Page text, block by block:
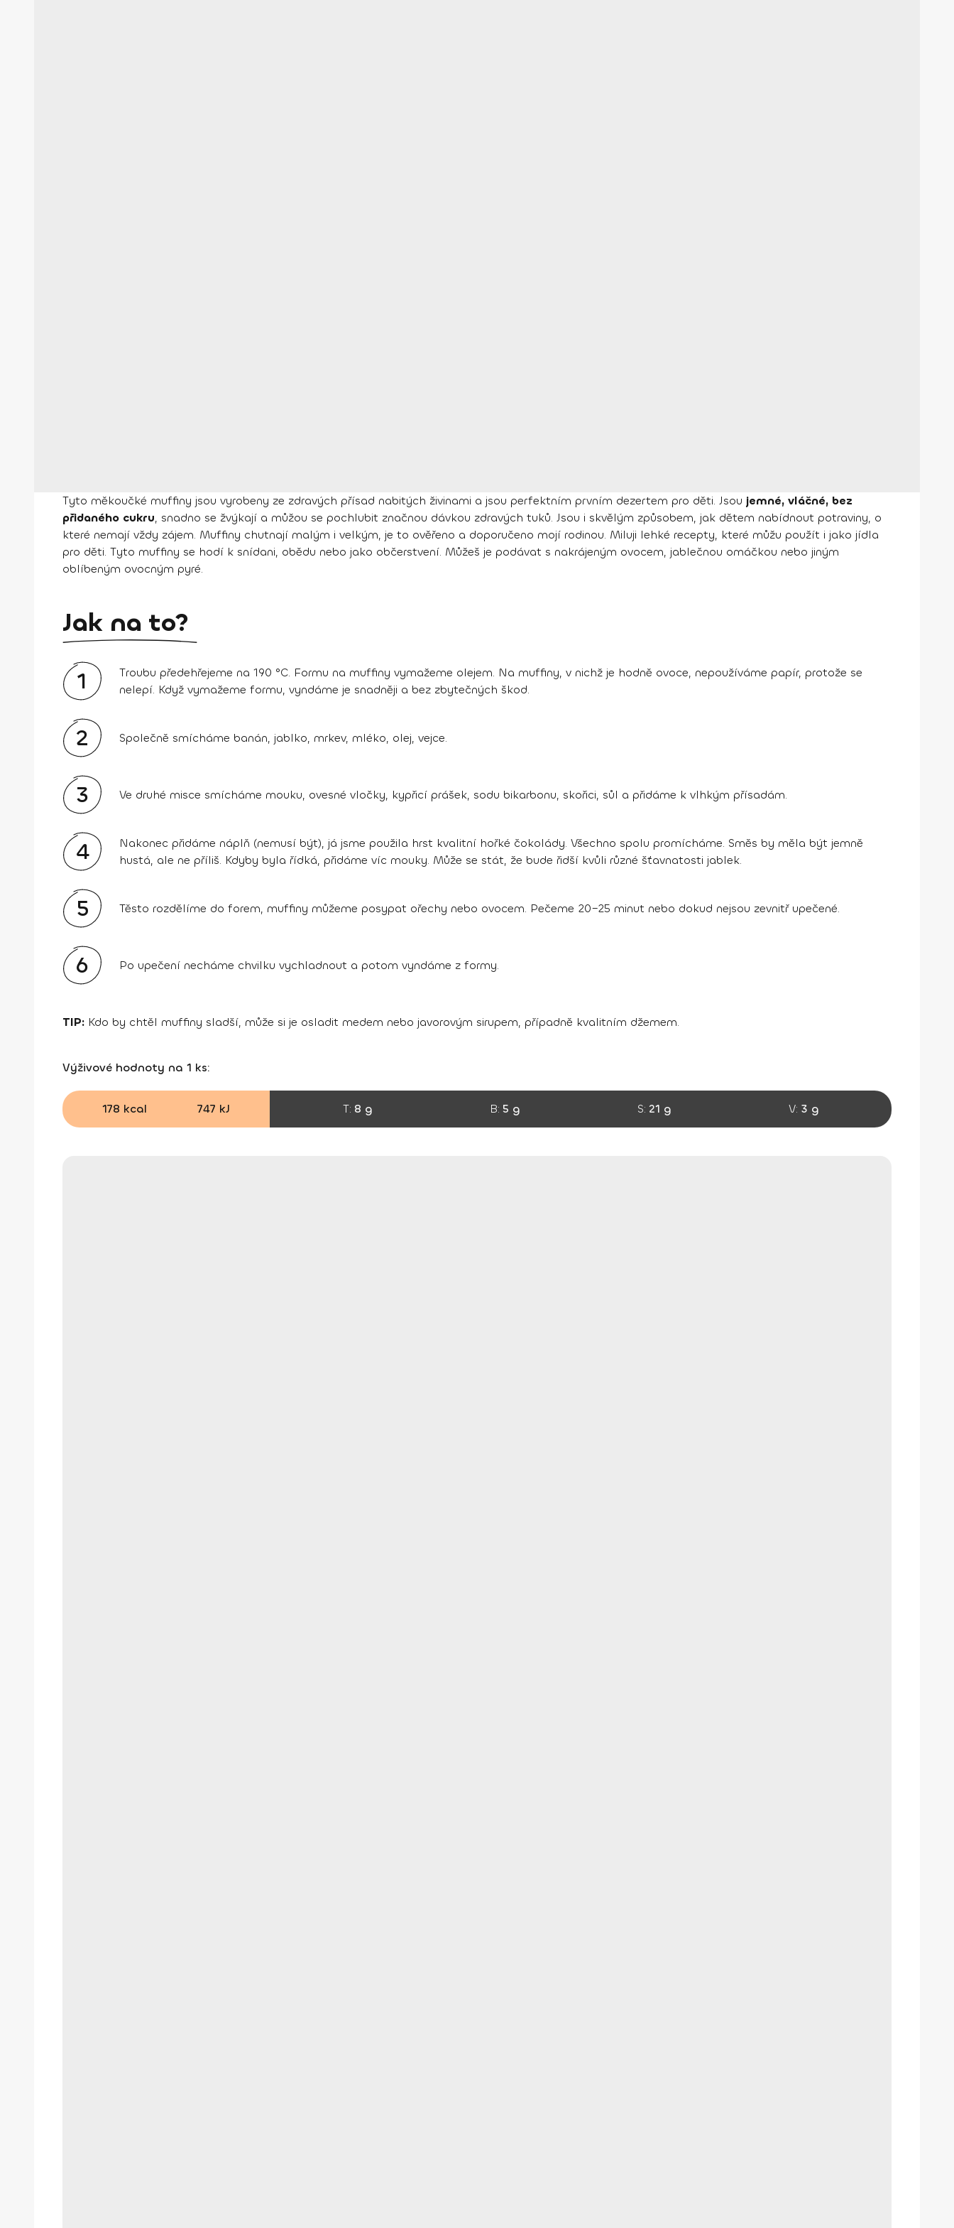
Tyto měkoučké muffiny jsou vyrobeny ze zdravých přísad nabitých živinami a jsou perfektním prvním dezertem pro děti. Jsou jemné, vláčné, bez
přidaného cukru, snadno se žvýkají a můžou se pochlubit značnou dávkou zdravých tuků. Jsou i skvělým způsobem, jak dětem nabídnout potraviny, o
které nemají vždy zájem. Muffiny chutnají malým i velkým, je to ověřeno a doporučeno mojí rodinou. Miluji lehké recepty, které můžu použít i jako jídla
pro děti. Tyto muffiny se hodí k snídani, obědu nebo jako občerstvení. Můžeš je podávat s nakrájeným ovocem, jablečnou omáčkou nebo jiným
oblíbeným ovocným pyré.
Jak na to?
1
Troubu předehřejeme na 190 °C. Formu na muffiny vymažeme olejem. Na muffiny, v nichž je hodně ovoce, nepoužíváme papír, protože se
nelepí. Když vymažeme formu, vyndáme je snadněji a bez zbytečných škod.
2 Společně smícháme banán, jablko, mrkev, mléko, olej, vejce.
3 Ve druhé misce smícháme mouku, ovesné vločky, kypřicí prášek, sodu bikarbonu, skořici, sůl a přidáme k vlhkým přísadám.
4
Nakonec přidáme náplň (nemusí být), já jsme použila hrst kvalitní hořké čokolády. Všechno spolu promícháme. Směs by měla být jemně
hustá, ale ne příliš. Kdyby byla řídká, přidáme víc mouky. Může se stát, že bude řidší kvůli různé šťavnatosti jablek.
5 Těsto rozdělíme do forem, muffiny můžeme posypat ořechy nebo ovocem. Pečeme 20–25 minut nebo dokud nejsou zevnitř upečené.
6 Po upečení necháme chvilku vychladnout a potom vyndáme z formy.
TIP: Kdo by chtěl muffiny sladší, může si je osladit medem nebo javorovým sirupem, případně kvalitním džemem.
Výživové hodnoty na 1 ks:
178 kcal 747 kJ T: 8 g B: 5 g S: 21 g V: 3 g